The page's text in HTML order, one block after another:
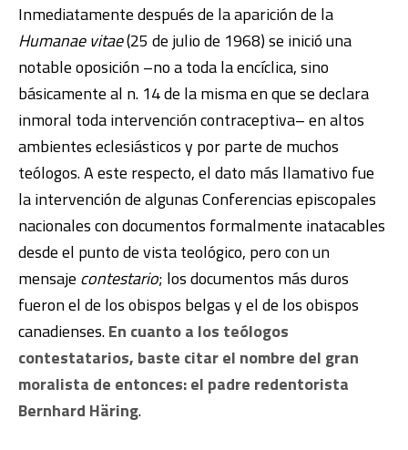
Inmediatamente después de la aparición de la
Humanae vitae(25 de julio de 1968) se inició una
notable oposición –no a toda la encíclica, sino
básicamente al n. 14 de la misma en que se declara
inmoral toda intervención contraceptiva– en altos
ambientes eclesiásticos y por parte de muchos
teólogos. A este respecto, el dato más llamativo fue
la intervención de algunas Conferencias episcopales
nacionales con documentos formalmente inatacables
desde el punto de vista teológico, pero con un
mensaje contestario; los documentos más duros
fueron el de los obispos belgas y el de los obispos
canadienses.En cuanto a los teólogos
contestatarios, baste citar el nombre del gran
moralista de entonces: el padre redentorista
Bernhard Häring.